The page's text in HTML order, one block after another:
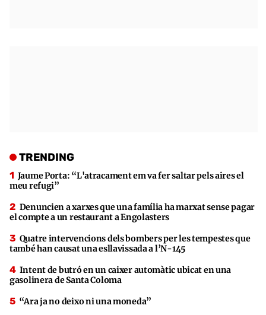
TRENDING
Jaume Porta: “L'atracament em va fer saltar pels aires el
meu refugi”
Denuncien a xarxes que una família ha marxat sense pagar
el compte a un restaurant a Engolasters
Quatre intervencions dels bombers per les tempestes que
també han causat una esllavissada a l’N-145
Intent de butró en un caixer automàtic ubicat en una
gasolinera de Santa Coloma
“Ara ja no deixo ni una moneda”